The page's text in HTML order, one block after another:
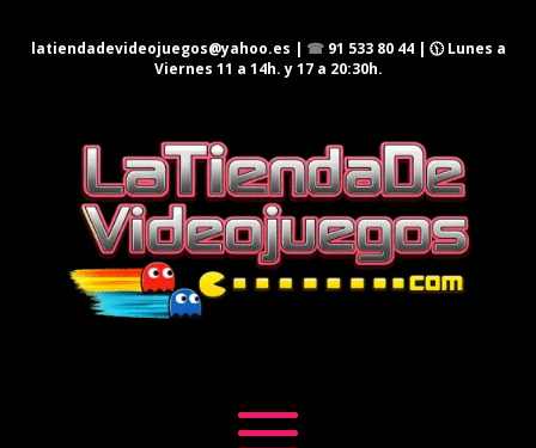
latiendadevideojuegos@yahoo.es | ☎ 91 533 80 44| 🕦 Lunes a
Viernes 11 a 14h. y 17 a 20:30h.